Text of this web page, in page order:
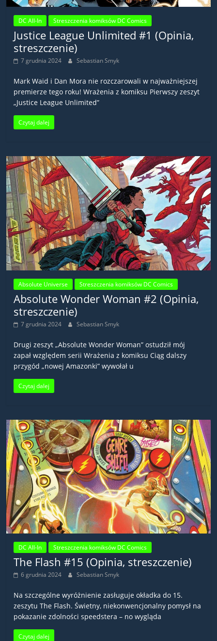
DC All-In Streszczenia komiksów DC Comics
Justice League Unlimited #1 (Opinia,
streszczenie)
7 grudnia 2024 Sebastian Smyk
Mark Waid i Dan Mora nie rozczarowali w najważniejszej
premierze tego roku! Wrażenia z komiksu Pierwszy zeszyt
„Justice League Unlimited”
Czytaj dalej
Absolute Universe Streszczenia komiksów DC Comics
Absolute Wonder Woman #2 (Opinia,
streszczenie)
7 grudnia 2024 Sebastian Smyk
Drugi zeszyt „Absolute Wonder Woman” ostudził mój
zapał względem serii Wrażenia z komiksu Ciąg dalszy
przygód „nowej Amazonki” wywołał u
Czytaj dalej
DC All-In Streszczenia komiksów DC Comics
The Flash #15 (Opinia, streszczenie)
6 grudnia 2024 Sebastian Smyk
Na szczególne wyróżnienie zasługuje okładka do 15.
zeszytu The Flash. Świetny, niekonwencjonalny pomysł na
pokazanie zdolności speedstera – no wygląda
Czytaj dalej